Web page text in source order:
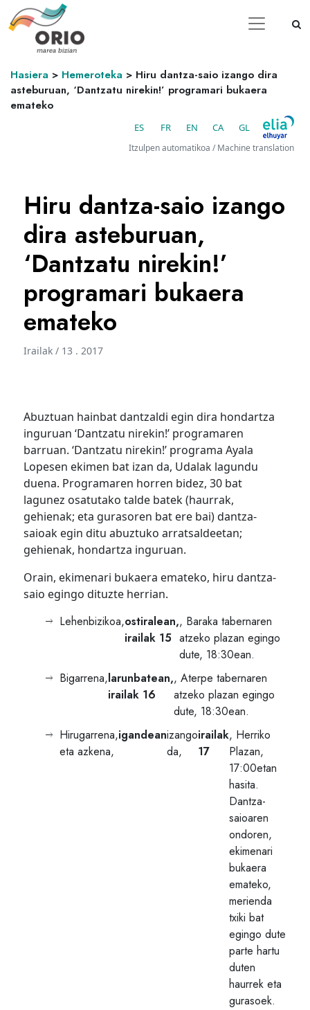
Hasiera > Hemeroteka > Hiru dantza-saio izango dira
asteburuan, ‘Dantzatu nirekin!’ programari bukaera
emateko
ES FR EN CA GL
Itzulpen automatikoa / Machine translation
Hiru dantza-saio izango
dira asteburuan,
‘Dantzatu nirekin!’
programari bukaera
emateko
Irailak / 13 . 2017
Abuztuan hainbat dantzaldi egin dira hondartza
inguruan ‘Dantzatu nirekin!’ programaren
barruan. ‘Dantzatu nirekin!’ programa Ayala
Lopesen ekimen bat izan da, Udalak lagundu
duena. Programaren horren bidez, 30 bat
lagunez osatutako talde batek (haurrak,
gehienak; eta gurasoren bat ere bai) dantza-
saioak egin ditu abuztuko arratsaldeetan;
gehienak, hondartza inguruan.
Orain, ekimenari bukaera emateko, hiru dantza-
saio egingo dituzte herrian.
Lehenbizikoa,ostiralean,
irailak 15
, Baraka tabernaren
atzeko plazan egingo
dute, 18:30ean.
Bigarrena,larunbatean,
irailak 16
, Aterpe tabernaren
atzeko plazan egingo
dute, 18:30ean.
Hirugarrena,
eta azkena,
igandeanizango
da,
irailak
17
, Herriko
Plazan,
17:00etan
hasita.
Dantza-
saioaren
ondoren,
ekimenari
bukaera
emateko,
merienda
txiki bat
egingo dute
parte hartu
duten
haurrek eta
gurasoek.